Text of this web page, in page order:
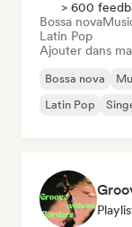
> 600
Bossa nova
Latin Pop
Ajouter dans
Bossa nova
Latin Pop